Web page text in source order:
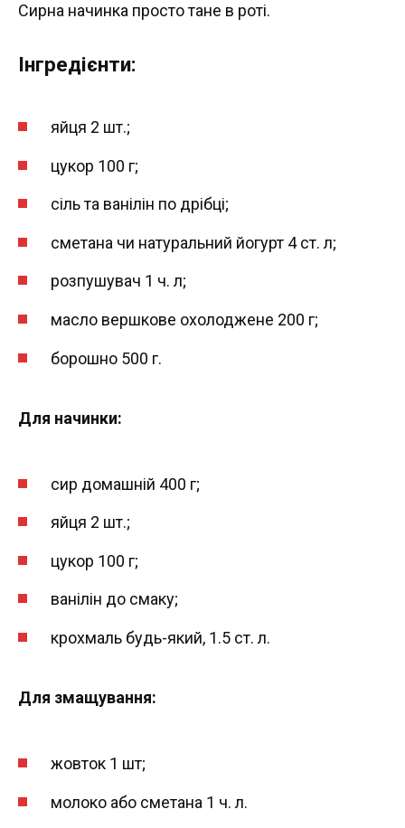
Сирна начинка просто тане в роті.
Інгредієнти:
яйця 2 шт.;
цукор 100 г;
сіль та ванілін по дрібці;
сметана чи натуральний йогурт 4 ст. л;
розпушувач 1 ч. л;
масло вершкове охолоджене 200 г;
борошно 500 г.
Для начинки:
сир домашній 400 г;
яйця 2 шт.;
цукор 100 г;
ванілін до смаку;
крохмаль будь-який, 1.5 ст. л.
Для змащування:
жовток 1 шт;
молоко або сметана 1 ч. л.